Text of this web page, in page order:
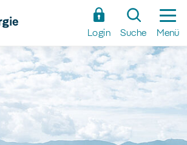
Login Suche Menü